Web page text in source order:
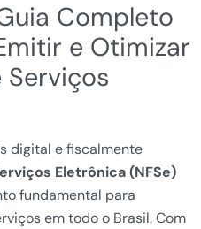
Completo
e Otimizar
Serviços
digital e fiscalmente
Eletrônica (NFSe)
fundamental para
em todo o Brasil. Com